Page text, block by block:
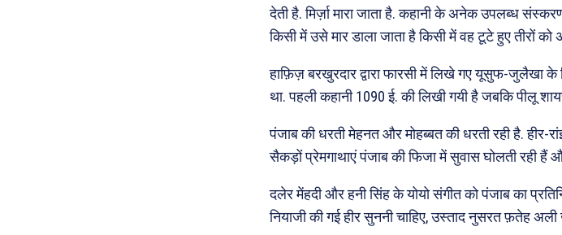
देती है. मिर्ज़ा मारा जाता है. कहानी के अनेक उपलब्ध
किसी में उसे मार डाला जाता है किसी में वह टूटे हुए तीरों
हाफ़िज़ बरखुरदार द्वारा फारसी में लिखे गए यूसुफ-जुलैखा के
था. पहली कहानी 1090 ई. की लिखी गयी है जबकि पीलू
पंजाब की धरती मेहनत और मोहब्बत की धरती रही है. हीर-
सैकड़ों प्रेमगाथाएं पंजाब की फिजा में सुवास घोलती रही हैं
दलेर मेंहदी और हनी सिंह के योयो संगीत को पंजाब का
नियाजी की गई हीर सुननी चाहिए, उस्ताद नुसरत फ़तेह